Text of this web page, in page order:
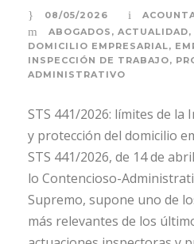
08/05/2026
ABOGADOS , ACTUALIDAD,
DOMICILIO EMPRESARIAL,
INSPECCIÓN DE TRABAJO,
ADMINISTRATIVO
STS 441/2026: límites de la
y protección del domicilio
STS 441/2026, de 14 de
lo Contencioso-
Supremo, supone uno de
más relevantes de los